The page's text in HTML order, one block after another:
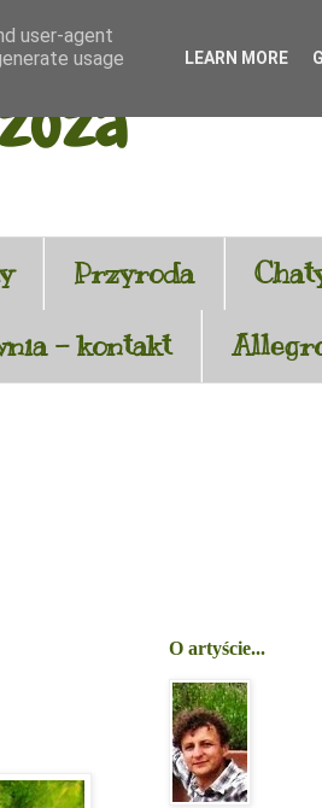
Przyroda
- kontakt
O artyście...
user-agent
usage
LEARN MORE